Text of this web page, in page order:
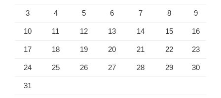
3 4 5 6 7 8 9
10 11 12 13 14 15 16
17 18 19 20 21 22 23
24 25 26 27 28 29 30
31